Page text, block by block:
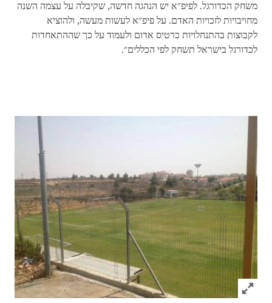
משחק הכדורגל. לפיפ"א יש הנהגה חדשה, שקיבלה על עצמה השנה
מחויבויות לזכויות האדם. על פיפ"א לעשות מעשה, ולהוציא
לקבוצות בהתנחלויות כרטיס אדום ולעמוד על כך שההתאחדות
לכדורגל בישראל תשחק לפי הכללים".
Click to expand Image